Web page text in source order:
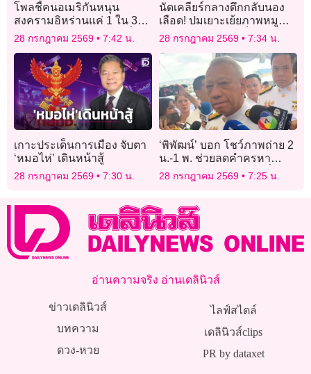
โพลชี้คนอเมริกันหนุน
สงครามอิหร่านแค่ 1 ใน 3
กังขาทรัมป์ไร้เป้าหมายที่
28 กรกฎาคม 2569 7:42 น.
นัดเคลียร์กลางดึกกลับนอง
เลือด! ปมเยาะเย้ยภาพหมู
หน้าสุเหร่า ดับ 1 เจ็บ 1
28 กรกฎาคม 2569 7:34 น.
เกาะประเด็นการเมือง จับตา
‘หมอไห่’ เดินหน้าสู้
28 กรกฎาคม 2569 7:30 น.
‘พิพัฒน์’ บอก โชว์ภาพถ่าย 2
น.-1 พ. ช่วยลดคำครหา
แตกแยก สยบพวกชอบปั่น
28 กรกฎาคม 2569 7:25 น.
อ่านความจริง อ่านเดลินิวส์
ข่าวเดลินิวส์
บทความ
ดวง-หวย
ไลฟ์สไตล์
เดลินิวส์clips
PR by dataxet